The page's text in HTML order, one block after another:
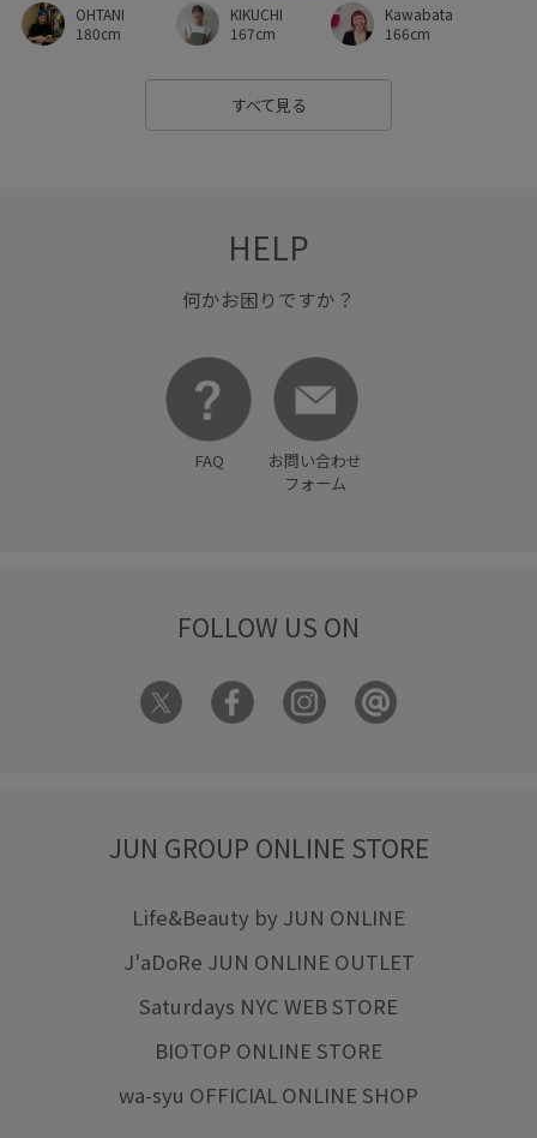
OHTANI
180cm
KIKUCHI
167cm
Kawabata
166cm
すべて見る
HELP
何かお困りですか？
FAQ
お問い合わせ
フォーム
FOLLOW US ON
JUN GROUP ONLINE STORE
Life&Beauty by JUN ONLINE
J'aDoRe JUN ONLINE OUTLET
Saturdays NYC WEB STORE
BIOTOP ONLINE STORE
wa-syu OFFICIAL ONLINE SHOP